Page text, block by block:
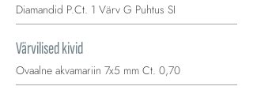
Diamandid P.Ct. 1 Värv G Puhtus SI
Värvilised kivid
Ovaalne akvamariin 7x5 mm Ct. 0,70